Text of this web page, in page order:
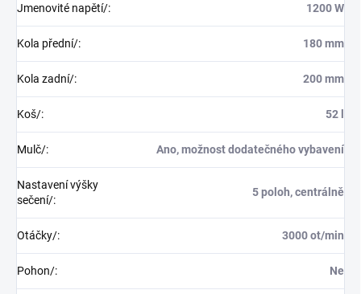
Jmenovité napětí/: 1200 W
Kola přední/: 180 mm
Kola zadní/: 200 mm
Koš/: 52 l
Mulč/: Ano, možnost dodatečného vybavení
Nastavení výšky
sečení/:
5 poloh, centrálně
Otáčky/: 3000 ot/min
Pohon/: Ne